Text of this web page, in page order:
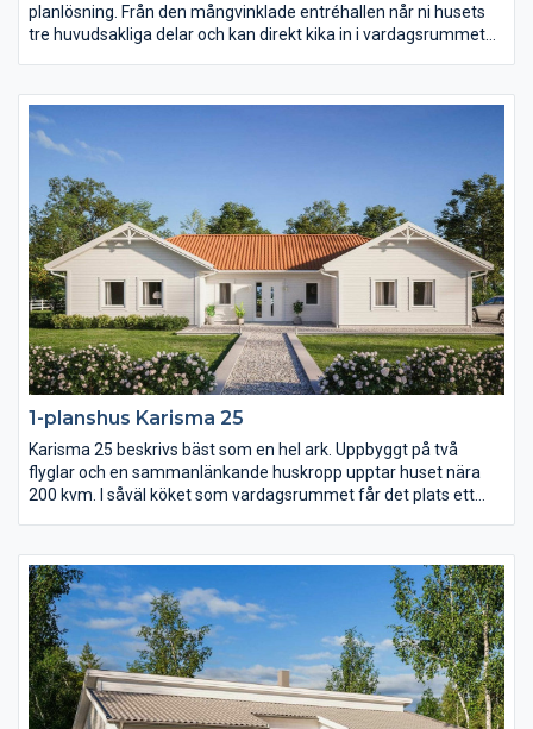
planlösning. Från den mångvinklade entréhallen når ni husets
tre huvudsakliga delar och kan direkt kika in i vardagsrummet
barn- och ungdomsdel med eget allrum samt en vuxendel med
stort badrum och arbetsrum. Karisma 24 har helt enkelt extra
allt.
1-planshus Karisma 25
Karisma 25 beskrivs bäst som en hel ark. Uppbyggt på två
flyglar och en sammanlänkande huskropp upptar huset nära
200 kvm. I såväl köket som vardagsrummet får det plats ett
på hela 23 kvm med utgång till den öppna innergården på
trädgårdssidan.